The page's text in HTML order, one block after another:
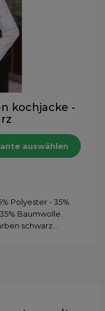
kochjacke -
auswählen
Polyester - 35%
Baumwolle.
schwarz...